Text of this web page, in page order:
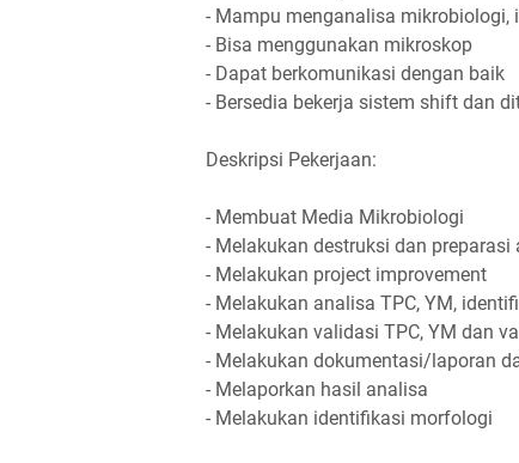
- Mampu menganalisa
- Bisa menggunakan mikroskop
- Dapat berkomunikasi dengan baik
- Bersedia bekerja sistem shift dan
Deskripsi Pekerjaan:
- Membuat Media Mikrobiologi
- Melakukan destruksi dan
- Melakukan project improvement
- Melakukan analisa TPC, YM,
- Melakukan validasi TPC, YM dan
- Melakukan dokumentasi/laporan
- Melaporkan hasil analisa
- Melakukan identifikasi morfologi